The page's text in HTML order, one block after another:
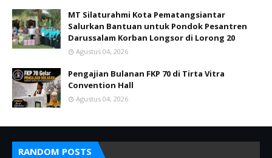
MT Silaturahmi Kota Pematangsiantar
Salurkan Bantuan untuk Pondok Pesantren
Darussalam Korban Longsor di Lorong 20
Agustus 04, 2026
Pengajian Bulanan FKP 70 di Tirta Vitra
Convention Hall
Agustus 04, 2026
RANDOM POSTS